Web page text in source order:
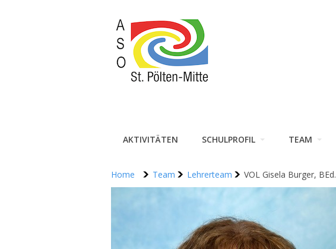
AKTIVITÄTEN SCHULPROFIL TEAM
Home Team Lehrerteam VOL Gisela Burger, BEd.